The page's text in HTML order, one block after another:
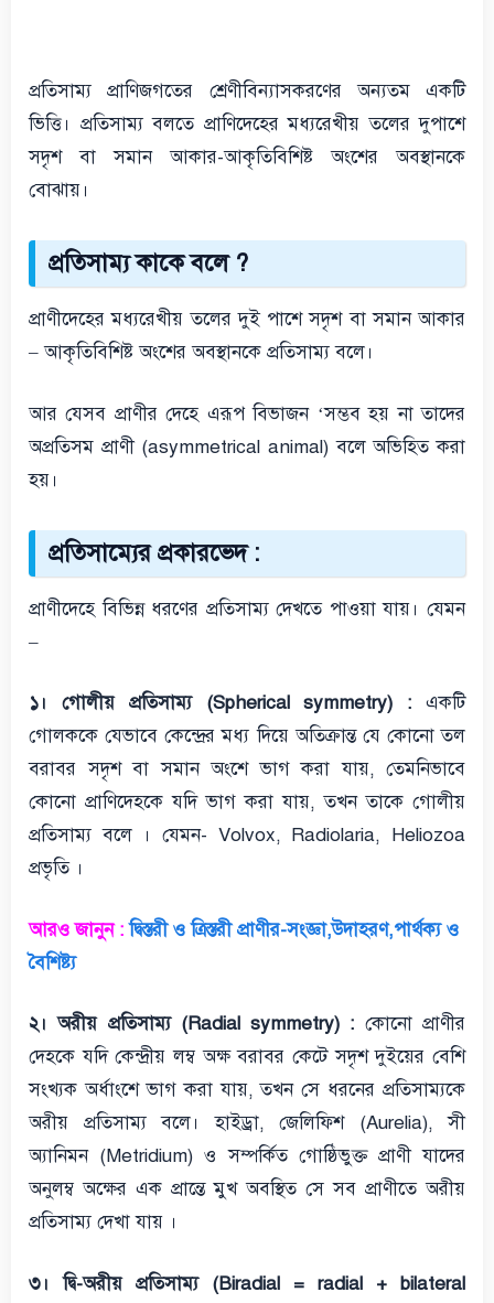
প্রতিসাম্য প্রাণিজগতের শ্রেণীবিন্যাসকরণের অন্যতম একটি
ভিত্তি। প্রতিসাম্য বলতে প্রাণিদেহের মধ্যরেখীয় তলের দুপাশে
সদৃশ বা সমান আকার-আকৃতিবিশিষ্ট অংশের অবস্থানকে
বোঝায়।
প্রতিসাম্য কাকে বলে ?
প্রাণীদেহের মধ্যরেখীয় তলের দুই পাশে সদৃশ বা সমান আকার
– আকৃতিবিশিষ্ট অংশের অবস্থানকে প্রতিসাম্য বলে।
আর যেসব প্রাণীর দেহে এরূপ বিভাজন ‘সম্ভব হয় না তাদের
অপ্রতিসম প্রাণী (asymmetrical animal) বলে অভিহিত করা
হয়।
প্রতিসাম্যের প্রকারভেদ :
প্রাণীদেহে বিভিন্ন ধরণের প্রতিসাম্য দেখতে পাওয়া যায়। যেমন
–
১। গোলীয় প্রতিসাম্য (Spherical symmetry) : একটি
গোলককে যেভাবে কেন্দ্রের মধ্য দিয়ে অতিক্রান্ত যে কোনো তল
বরাবর সদৃশ বা সমান অংশে ভাগ করা যায়, তেমনিভাবে
কোনো প্রাণিদেহকে যদি ভাগ করা যায়, তখন তাকে গোলীয়
প্রতিসাম্য বলে । যেমন- Volvox, Radiolaria, Heliozoa
প্রভৃতি ।
আরও জানুন : দ্বিস্তরী ও ত্রিস্তরী প্রাণীর-সংজ্ঞা,উদাহরণ,পার্থক্য ও
বৈশিষ্ট্য
২। অরীয় প্রতিসাম্য (Radial symmetry) : কোনো প্রাণীর
দেহকে যদি কেন্দ্রীয় লম্ব অক্ষ বরাবর কেটে সদৃশ দুইয়ের বেশি
সংখ্যক অর্ধাংশে ভাগ করা যায়, তখন সে ধরনের প্রতিসাম্যকে
অরীয় প্রতিসাম্য বলে। হাইড্রা, জেলিফিশ (Aurelia), সী
অ্যানিমন (Metridium) ও সম্পর্কিত গোষ্ঠিভুক্ত প্রাণী যাদের
অনুলম্ব অক্ষের এক প্রান্তে মুখ অবস্থিত সে সব প্রাণীতে অরীয়
প্রতিসাম্য দেখা যায় ।
৩। দ্বি-অরীয় প্রতিসাম্য (Biradial = radial + bilateral